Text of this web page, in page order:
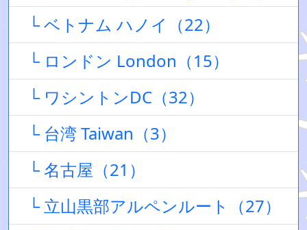
└ ベトナム ハノイ（22）
└ ロンドン London（15）
└ ワシントンDC（32）
└ 台湾 Taiwan（3）
└ 名古屋（21）
└ 立山黒部アルペンルート（27）